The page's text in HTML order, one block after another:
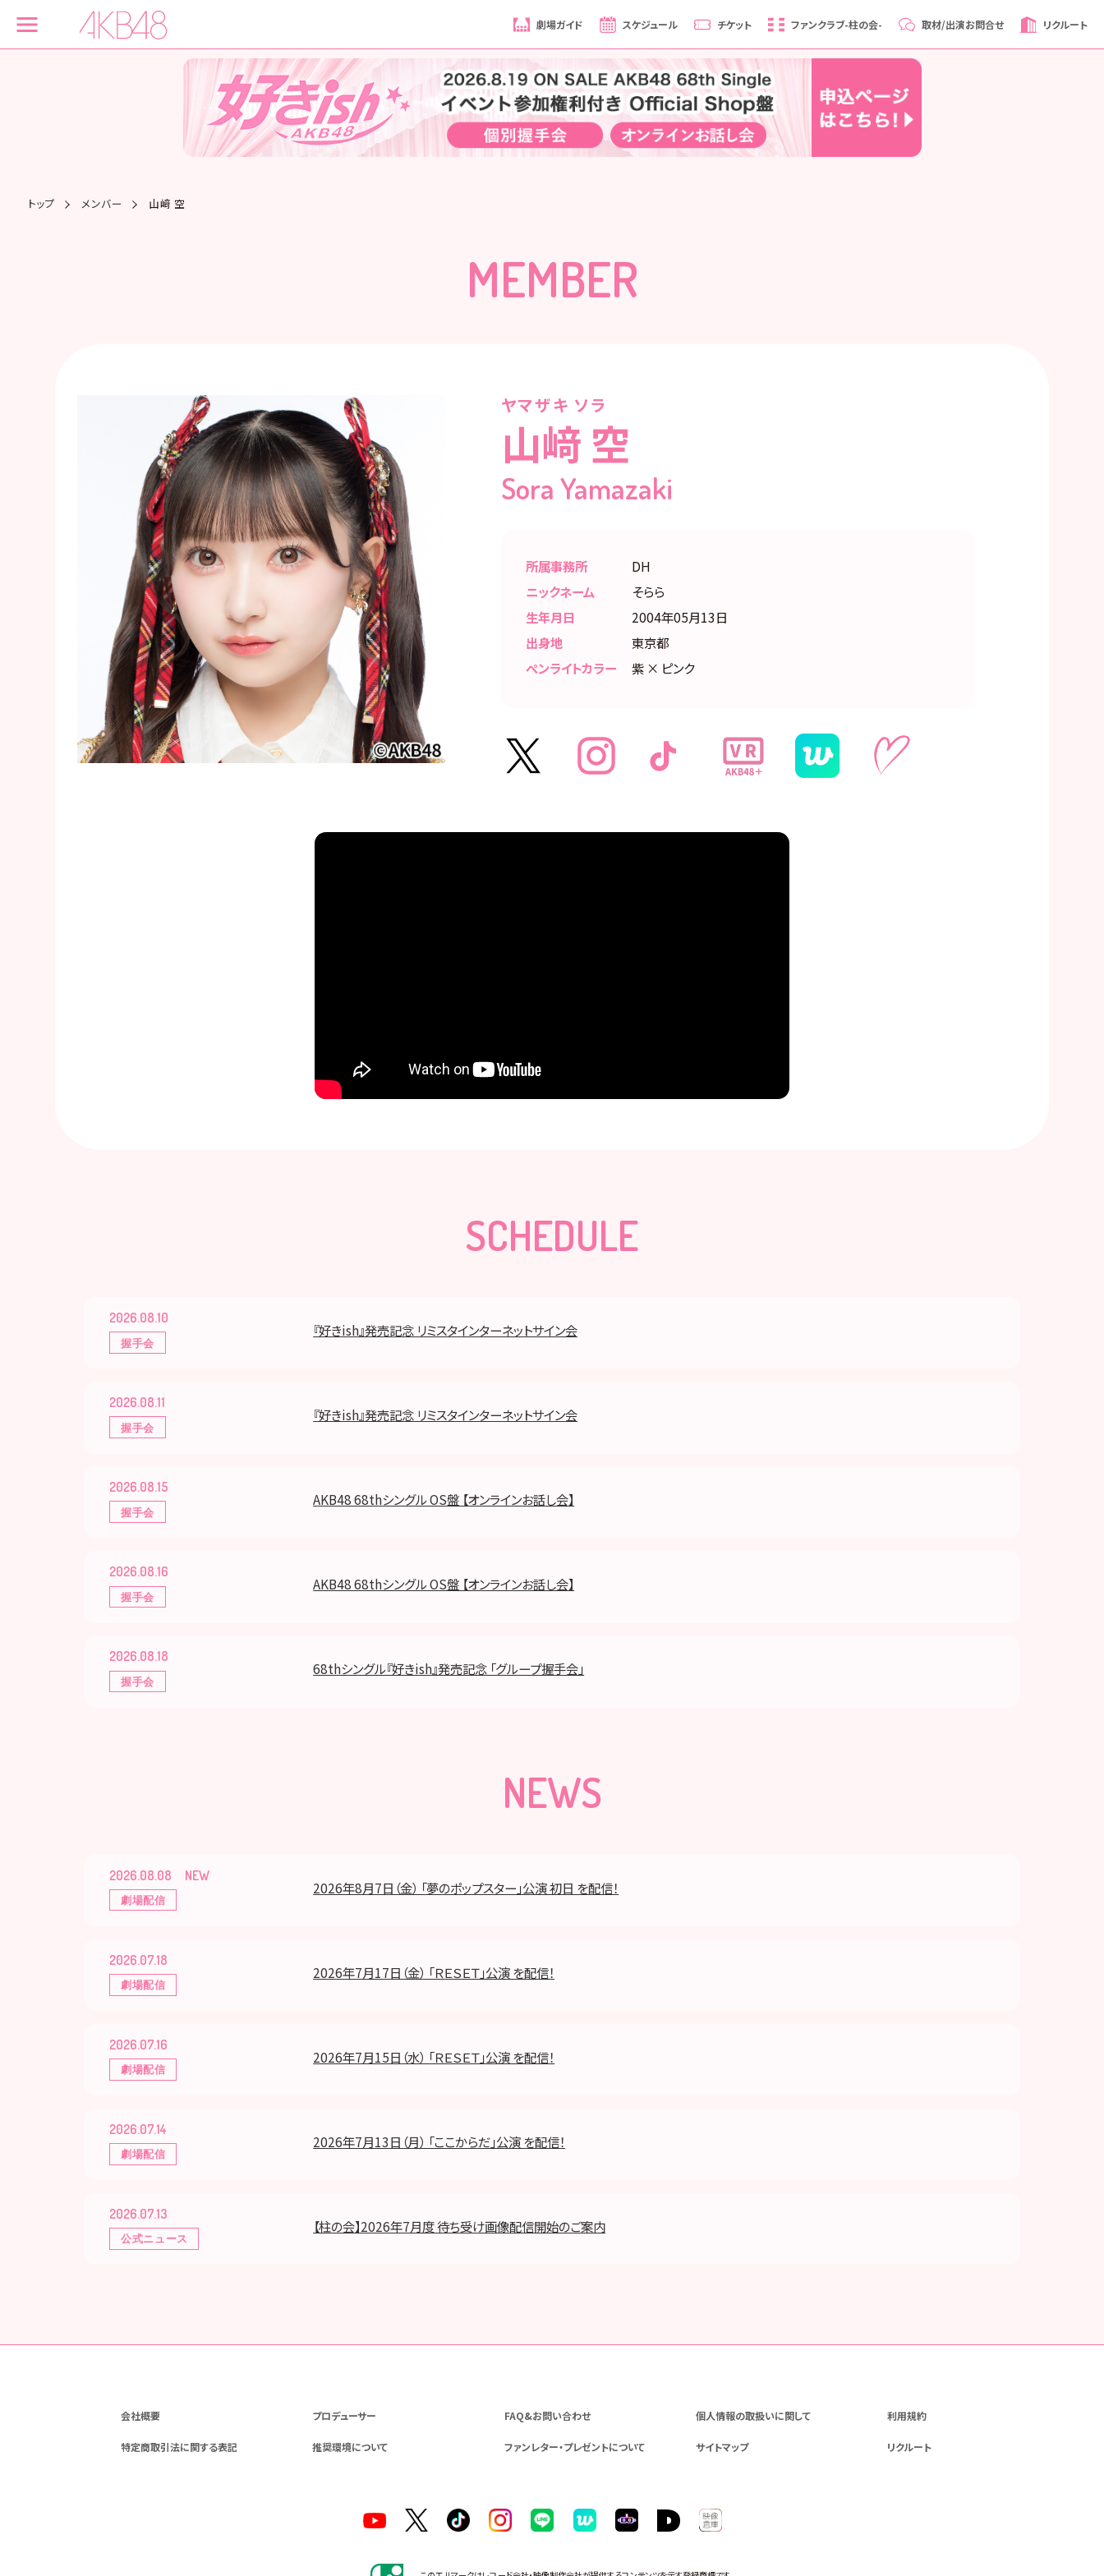
劇場ガイド スケジュール チケット ファンクラブ-柱の会- 取材/出演お問合せ リクルート
トップ メンバー 山﨑 空
MEMBER
ヤマザキ ソラ
山﨑 空
Sora Yamazaki
所属事務所
DH
ニックネーム
そらら
生年月日
2004年05月13日
出身地
東京都
ペンライトカラー
紫 × ピンク
SCHEDULE
2026.08.10
握手会
『好きish』発売記念 リミスタインターネットサイン会
2026.08.11
握手会
『好きish』発売記念 リミスタインターネットサイン会
2026.08.15
握手会
AKB48 68thシングル OS盤 【オンラインお話し会】
2026.08.16
握手会
AKB48 68thシングル OS盤 【オンラインお話し会】
2026.08.18
握手会
68thシングル『好きish』発売記念 「グループ握手会」
NEWS
2026.08.08
劇場配信
2026年8月7日（金） 「夢のポップスター」公演 初日 を配信！
2026.07.18
劇場配信
2026年7月17日（金） 「ＲＥＳＥＴ」公演 を配信！
2026.07.16
劇場配信
2026年7月15日（水） 「ＲＥＳＥＴ」公演 を配信！
2026.07.14
劇場配信
2026年7月13日（月） 「ここからだ」公演 を配信！
2026.07.13
公式ニュース
【柱の会】2026年7月度 待ち受け画像配信開始のご案内
会社概要 プロデューサー FAQ&お問い合わせ 個人情報の取扱いに関して 利用規約
特定商取引法に関する表記 推奨環境について ファンレター・プレゼントについて サイトマップ リクルート